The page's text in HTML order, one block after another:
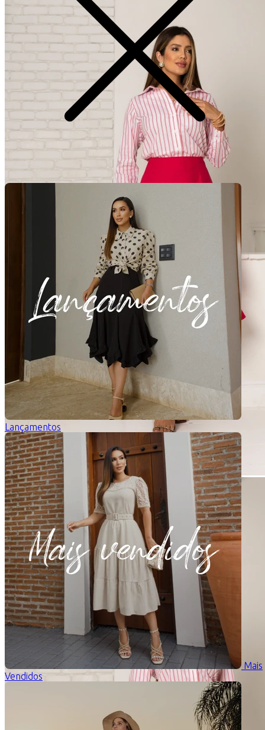
Lançamentos
Mais
Vendidos